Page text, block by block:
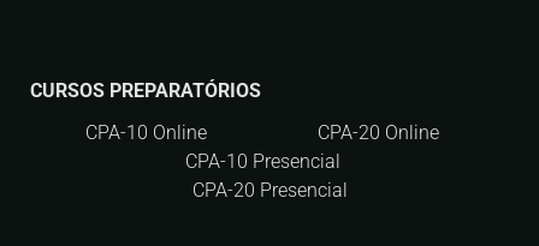
CURSOS PREPARATÓRIOS
CPA-10 Online
CPA-20 Online
CPA-10 Presencial
CPA-20 Presencial